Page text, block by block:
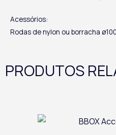
Acessórios:
Rodas de nylon ou borracha
PRODUTOS